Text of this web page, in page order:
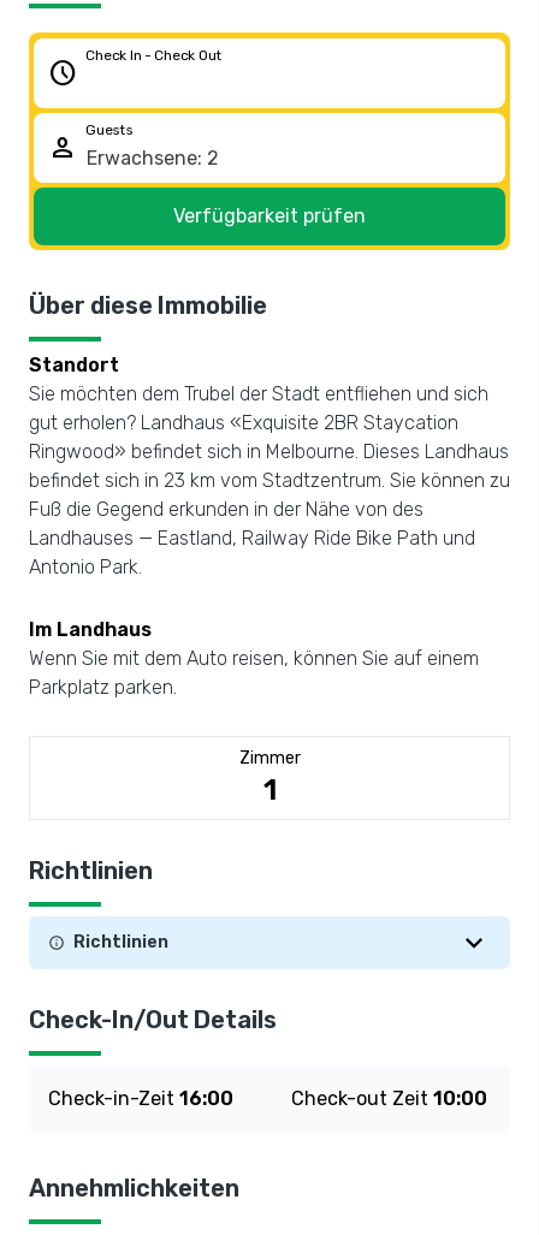
schedule
Check In - Check Out
person
Guests
Verfügbarkeit prüfen
Über diese Immobilie
Standort
Sie möchten dem Trubel der Stadt entfliehen und sich
gut erholen? Landhaus «Exquisite 2BR Staycation
Ringwood» befindet sich in Melbourne. Dieses Landhaus
befindet sich in 23 km vom Stadtzentrum. Sie können zu
Fuß die Gegend erkunden in der Nähe von des
Landhauses — Eastland, Railway Ride Bike Path und
Antonio Park.
Im Landhaus
Wenn Sie mit dem Auto reisen, können Sie auf einem
Parkplatz parken.
Zimmer
1
Richtlinien
Richtlinien
Check-In/Out Details
Check-in-Zeit 16:00 Check-out Zeit 10:00
Annehmlichkeiten